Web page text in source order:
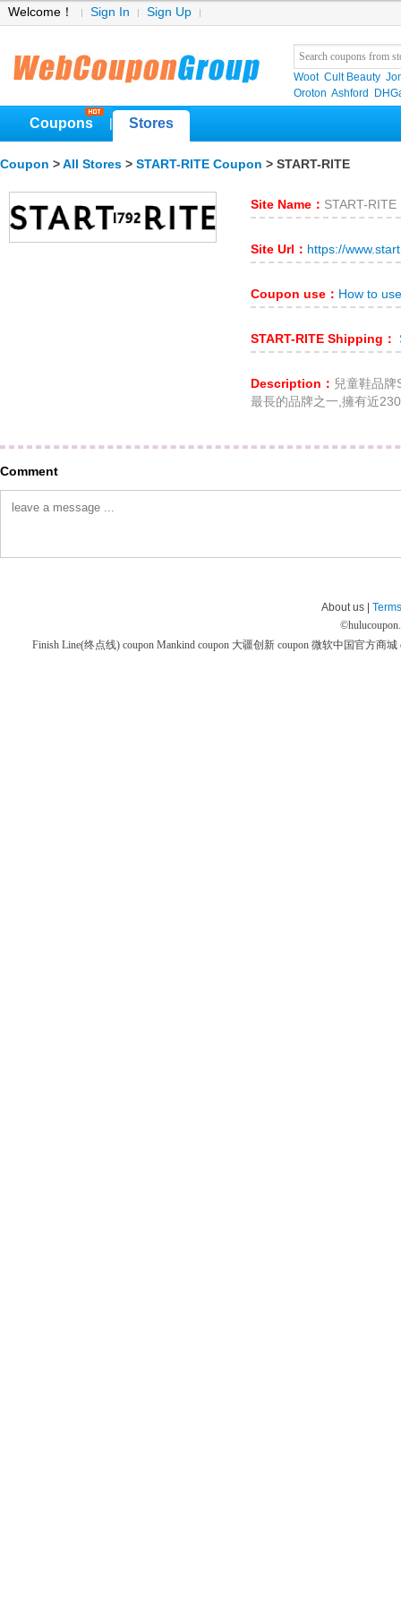
Welcome！ Sign In Sign Up
Woot Cult Beauty
Oroton Ashford
Coupons Stores
Coupon > All Stores > START-RITE Coupon > START-RITE
Site Name： START-RITE
Site Url： https://
Coupon use： How to
START-RITE Shipping：
Description： 兒童鞋品
最長的品牌之一,擁有近
Comment
About us |
©
Finish Line(终点线) coupon Mankind coupon 大疆创新 coupon 微软中国官方商城